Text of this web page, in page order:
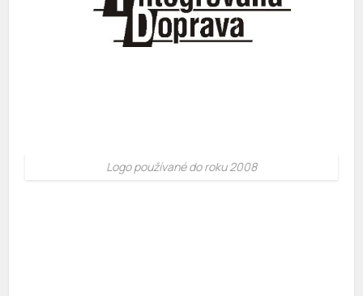
Logo používané do roku 2008